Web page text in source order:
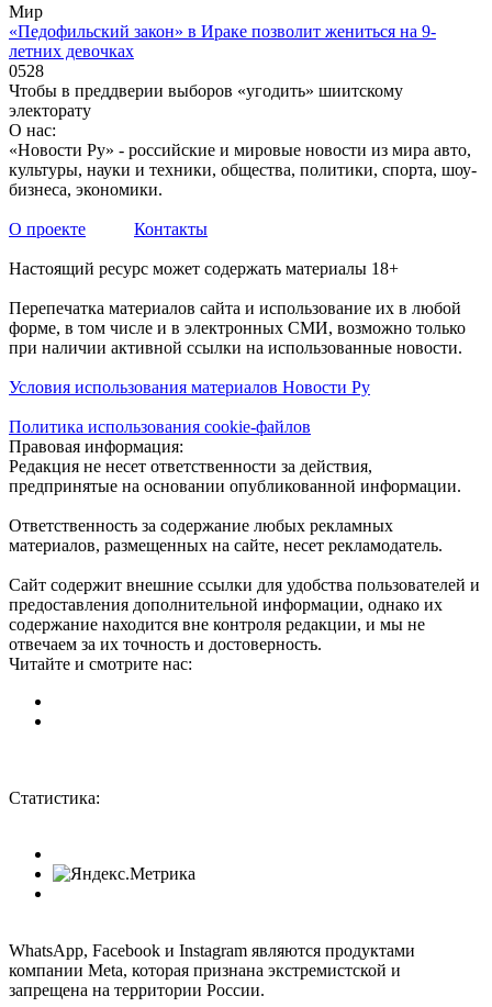
Мир
«Педофильский закон» в Ираке позволит жениться на 9-
летних девочках
0528
Чтобы в преддверии выборов «угодить» шиитскому
электорату
О нас:
«Новости Ру» - российские и мировые новости из мира авто,
культуры, науки и техники, общества, политики, спорта, шоу-
бизнеса, экономики.
О проекте Контакты
Настоящий ресурс может содержать материалы 18+
Перепечатка материалов сайта и использование их в любой
форме, в том числе и в электронных СМИ, возможно только
при наличии активной ссылки на использованные новости.
Условия использования материалов Новости Ру
Политика использования cookie-файлов
Правовая информация:
Редакция не несет ответственности за действия,
предпринятые на основании опубликованной информации.
Ответственность за содержание любых рекламных
материалов, размещенных на сайте, несет рекламодатель.
Сайт содержит внешние ссылки для удобства пользователей и
предоставления дополнительной информации, однако их
содержание находится вне контроля редакции, и мы не
отвечаем за их точность и достоверность.
Читайте и смотрите нас:
Статистика:
WhatsApp, Facebook и Instagram являются продуктами
компании Meta, которая признана экстремистской и
запрещена на территории России.